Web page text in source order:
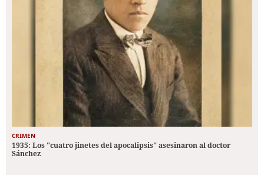
CRIMEN
1935: Los "cuatro jinetes del apocalipsis" asesinaron al doctor
Sánchez